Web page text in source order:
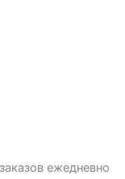
ежедневно